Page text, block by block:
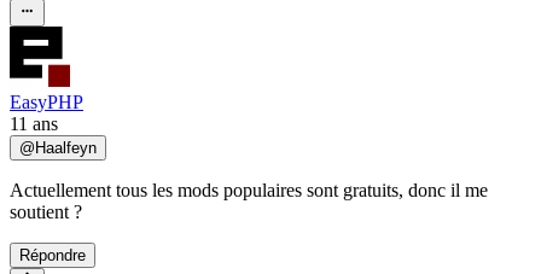
EasyPHP
11 ans
@Haalfeyn
Actuellement tous les mods populaires sont gratuits, donc il me
soutient ?
Répondre